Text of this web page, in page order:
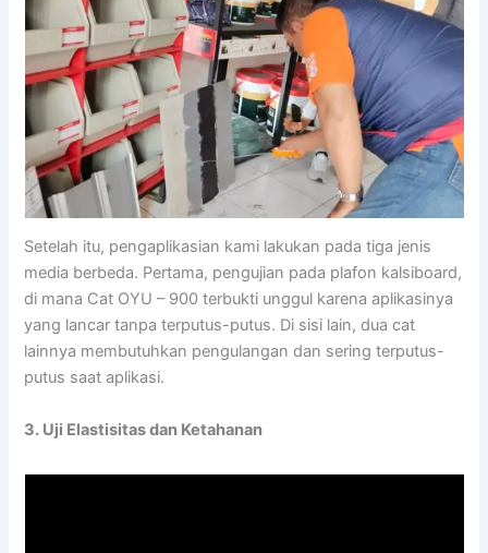
Setelah itu, pengaplikasian kami lakukan pada tiga jenis
media berbeda. Pertama, pengujian pada plafon kalsiboard,
di mana Cat OYU – 900 terbukti unggul karena aplikasinya
yang lancar tanpa terputus-putus. Di sisi lain, dua cat
lainnya membutuhkan pengulangan dan sering terputus-
putus saat aplikasi.
3. Uji Elastisitas dan Ketahanan